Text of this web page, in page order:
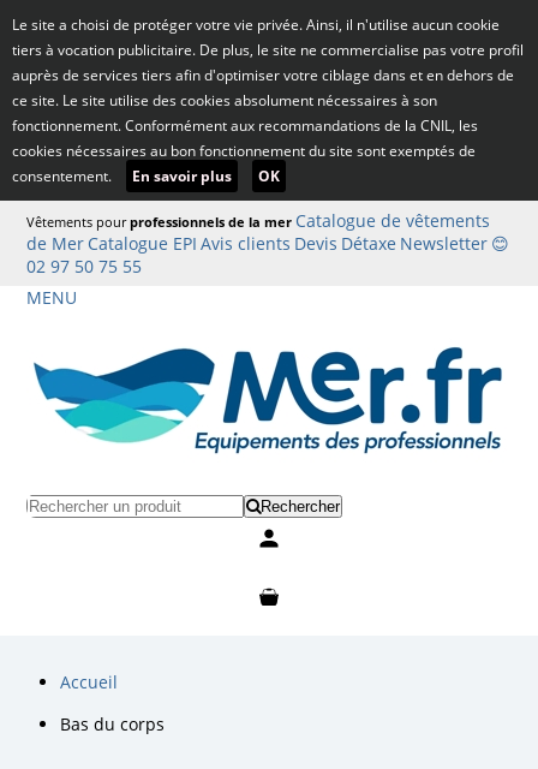
Le site a choisi de protéger votre vie privée. Ainsi, il n'utilise aucun cookie
tiers à vocation publicitaire. De plus, le site ne commercialise pas votre profil
auprès de services tiers afin d'optimiser votre ciblage dans et en dehors de
ce site. Le site utilise des cookies absolument nécessaires à son
fonctionnement. Conformément aux recommandations de la CNIL, les
cookies nécessaires au bon fonctionnement du site sont exemptés de
consentement.
En savoir plus OK
Vêtements pourprofessionnels de la mer Catalogue de vêtements
de Mer Catalogue EPI Avis clients Devis Détaxe Newsletter 😊
02 97 50 75 55
MENU
Rechercher
Accueil
Bas du corps